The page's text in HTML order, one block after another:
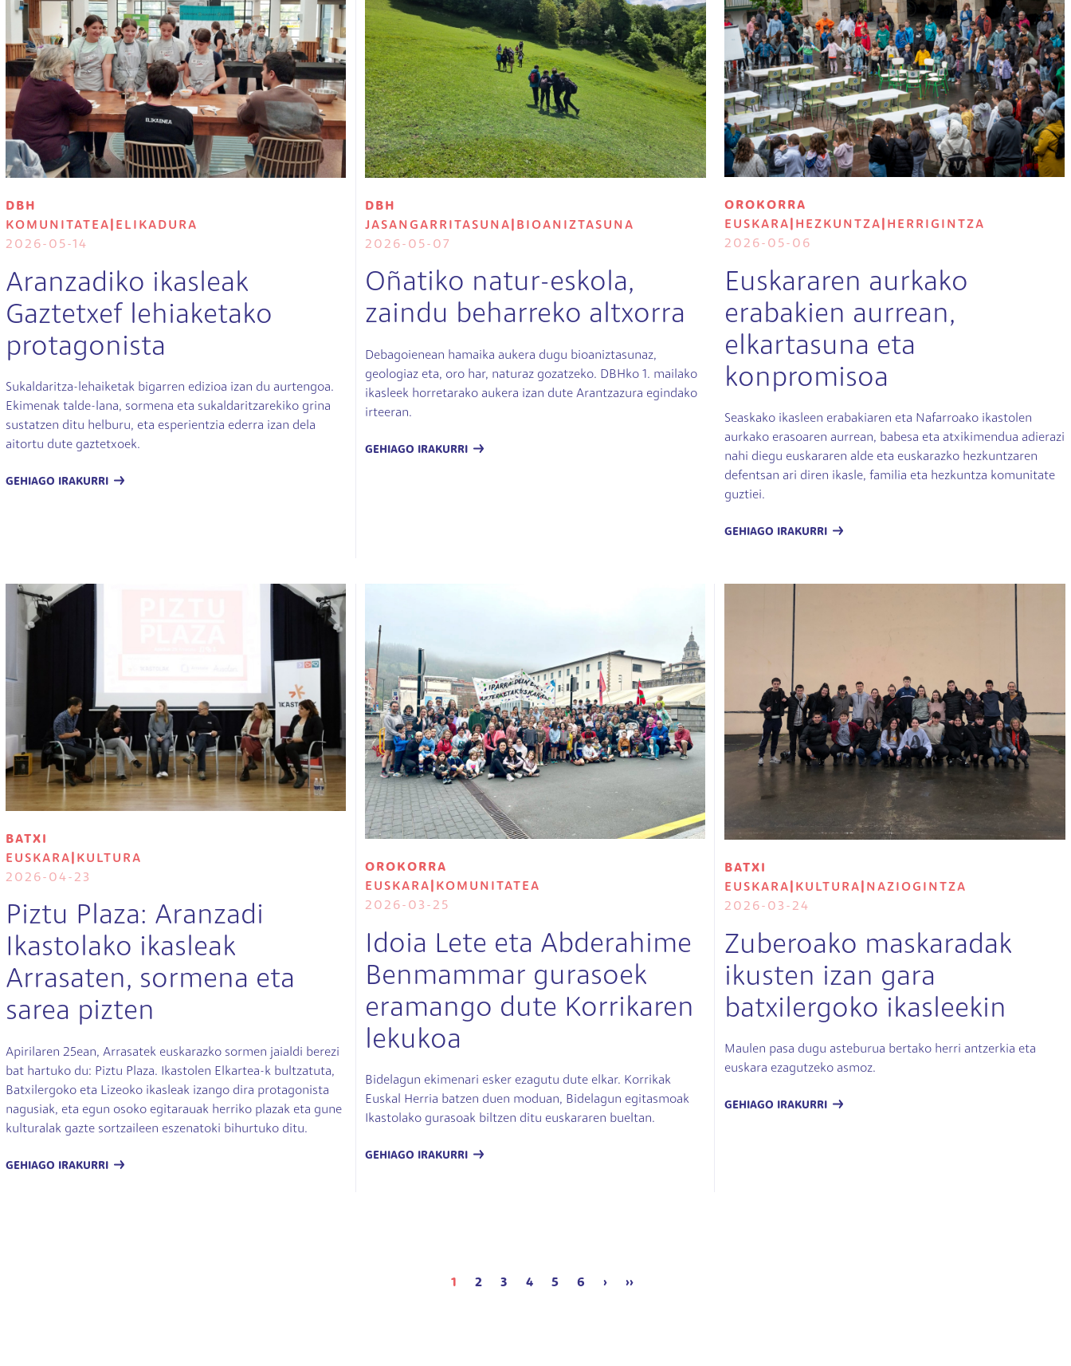
DBH
KOMUNITATEA
ELIKADURA
2026-05-14
Aranzadiko ikasleak
Gaztetxef lehiaketako
protagonista
Sukaldaritza-lehaiketak bigarren edizioa izan du aurtengoa.
Ekimenak talde-lana, sormena eta sukaldaritzarekiko grina
sustatzen ditu helburu, eta esperientzia ederra izan dela
aitortu dute gaztetxoek.
GEHIAGO IRAKURRI
DBH
JASANGARRITASUNA
BIOANIZTASUNA
2026-05-07
Oñatiko natur-eskola,
zaindu beharreko altxorra
Debagoienean hamaika aukera dugu bioaniztasunaz,
geologiaz eta, oro har, naturaz gozatzeko. DBHko 1. mailako
ikasleek horretarako aukera izan dute Arantzazura egindako
irteeran.
GEHIAGO IRAKURRI
OROKORRA
EUSKARA
HEZKUNTZA
HERRIGINTZA
2026-05-06
Euskararen aurkako
erabakien aurrean,
elkartasuna eta
konpromisoa
Seaskako ikasleen erabakiaren eta Nafarroako ikastolen
aurkako erasoaren aurrean, babesa eta atxikimendua adierazi
nahi diegu euskararen alde eta euskarazko hezkuntzaren
defentsan ari diren ikasle, familia eta hezkuntza komunitate
guztiei.
GEHIAGO IRAKURRI
Irudia
BATXI
EUSKARA
KULTURA
2026-04-23
Piztu Plaza: Aranzadi
Ikastolako ikasleak
Arrasaten, sormena eta
sarea pizten
Apirilaren 25ean, Arrasatek euskarazko sormen jaialdi berezi
bat hartuko du: Piztu Plaza. Ikastolen Elkartea-k bultzatuta,
Batxilergoko eta Lizeoko ikasleak izango dira protagonista
nagusiak, eta egun osoko egitarauak herriko plazak eta gune
kulturalak gazte sortzaileen eszenatoki bihurtuko ditu.
GEHIAGO IRAKURRI
OROKORRA
EUSKARA
KOMUNITATEA
2026-03-25
Idoia Lete eta Abderahime
Benmammar gurasoek
eramango dute Korrikaren
lekukoa
Bidelagun ekimenari esker ezagutu dute elkar. Korrikak
Euskal Herria batzen duen moduan, Bidelagun egitasmoak
Ikastolako gurasoak biltzen ditu euskararen bueltan.
GEHIAGO IRAKURRI
BATXI
EUSKARA
KULTURA
NAZIOGINTZA
2026-03-24
Zuberoako maskaradak
ikusten izan gara
batxilergoko ikasleekin
Maulen pasa dugu asteburua bertako herri antzerkia eta
euskara ezagutzeko asmoz.
GEHIAGO IRAKURRI
1 2 3 4 5 6 ›Next page
››Last page